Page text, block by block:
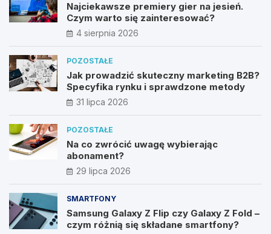
Najciekawsze premiery gier na jesień.
Czym warto się zainteresować?
4 sierpnia 2026
POZOSTAŁE
Jak prowadzić skuteczny marketing B2B?
Specyfika rynku i sprawdzone metody
31 lipca 2026
POZOSTAŁE
Na co zwrócić uwagę wybierając
abonament?
29 lipca 2026
SMARTFONY
Samsung Galaxy Z Flip czy Galaxy Z Fold –
czym różnią się składane smartfony?